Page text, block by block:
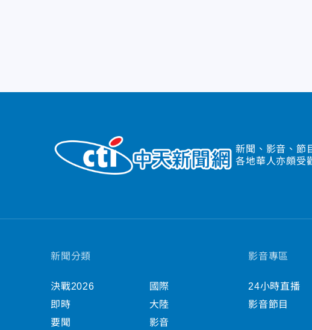
新聞、影音、節
各地華人亦頗受
新聞分類
決戰2026
即時
要聞
國際
大陸
影音
影音專區
24小時直播
影音節目